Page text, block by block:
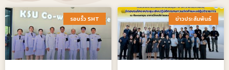
รอบรั้ว SHT​ ข่าวประสัมพันธ์​